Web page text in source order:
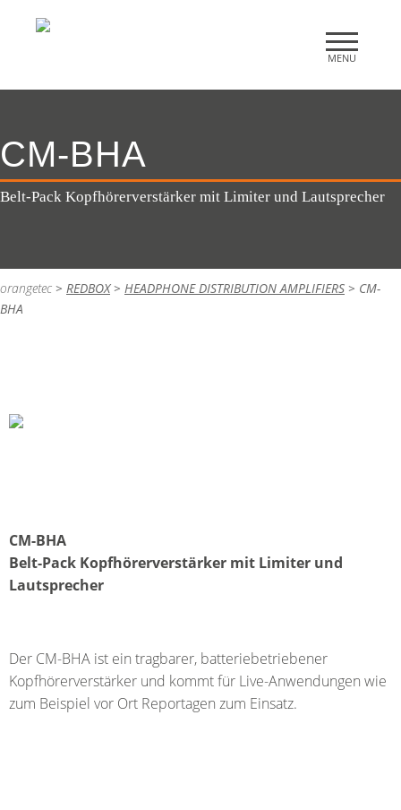
CM-BHA
Belt-Pack Kopfhörerverstärker mit Limiter und Lautsprecher
orangetec > REDBOX> HEADPHONE DISTRIBUTION AMPLIFIERS > CM-
BHA
CM-BHA
Belt-Pack Kopfhörerverstärker mit Limiter und
Lautsprecher
Der CM-BHA ist ein tragbarer, batteriebetriebener
Kopfhörerverstärker und kommt für Live-Anwendungen wie
zum Beispiel vor Ort Reportagen zum Einsatz.